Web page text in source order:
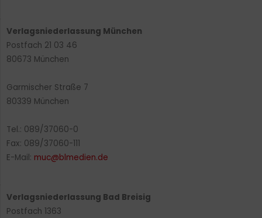
Verlagsniederlassung München
Postfach 21 03 46
80673 München
Garmischer Straße 7
80339 München
Tel.: 089/37060-0
Fax: 089/37060-111
E-Mail: muc@blmedien.de
Verlagsniederlassung Bad Breisig
Postfach 1363